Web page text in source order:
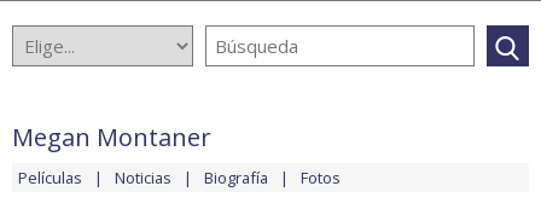
Megan Montaner
Películas Noticias Biografía Fotos